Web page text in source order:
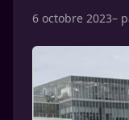
6 octobre 2023–